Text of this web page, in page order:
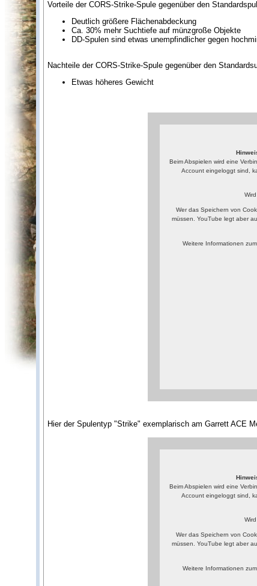
Vorteile der CORS-Strike-Spule gegenüber den
Deutlich größere Flächenabdeckung
Ca. 30% mehr Suchtiefe auf münzgroße Objekte
DD-Spulen sind etwas unempfindlicher gegen
Nachteile der CORS-Strike-Spule gegenüber den
Etwas höheres Gewicht
Beim Abspielen wird eine
Account eingeloggt sind,
Wer das Speichern von
müssen. YouTube legt aber
Weitere Informationen
Hier der Spulentyp "Strike" exemplarisch am Garrett ACE
Beim Abspielen wird eine
Account eingeloggt sind,
Wer das Speichern von
müssen. YouTube legt aber
Weitere Informationen